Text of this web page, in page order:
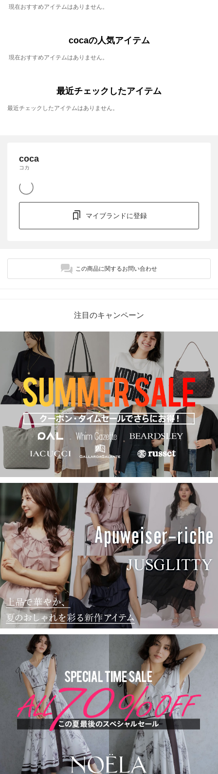
現在おすすめアイテムはありません。
cocaの人気アイテム
現在おすすめアイテムはありません。
最近チェックしたアイテム
最近チェックしたアイテムはありません。
coca
コカ
マイブランドに登録
この商品に関するお問い合わせ
注目のキャンペーン